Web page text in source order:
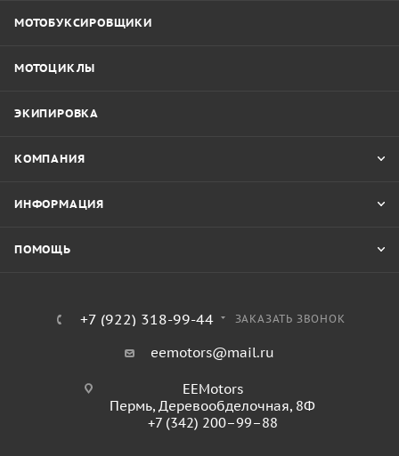
МОТОБУКСИРОВЩИКИ
МОТОЦИКЛЫ
ЭКИПИРОВКА
КОМПАНИЯ
ИНФОРМАЦИЯ
ПОМОЩЬ
+7 (922) 318-99-44 ЗАКАЗАТЬ ЗВОНОК
eemotors@mail.ru
EEMotors
Пермь, Деревообделочная, 8Ф
+7 (342) 200–99–88